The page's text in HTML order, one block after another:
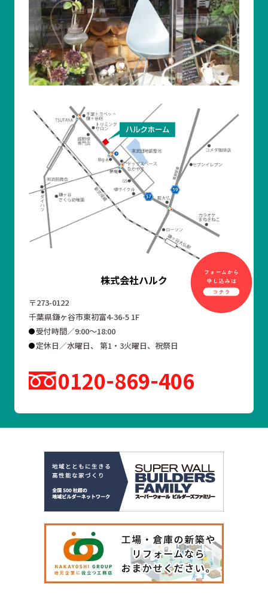
株式会社ハルク
〒273-0122
千葉県鎌ヶ谷市東初富4-36-5 1F
受付時間／9:00～18:00
定休日／水曜日、 第1・3火曜日、祝祭日
0120 869 406